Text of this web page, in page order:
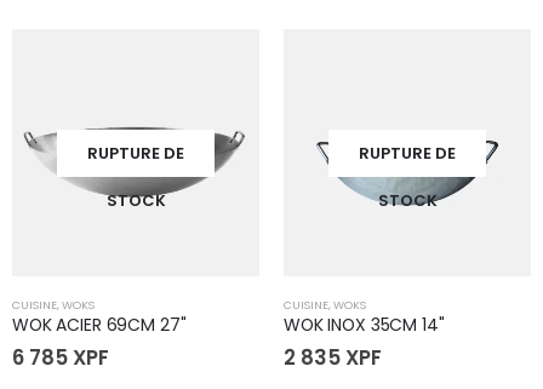
RUPTURE DE
STOCK
CUISINE, WOKS
WOK ACIER 69CM 27"
6 785 XPF
RUPTURE DE
STOCK
CUISINE, WOKS
WOK INOX 35CM 14"
2 835 XPF